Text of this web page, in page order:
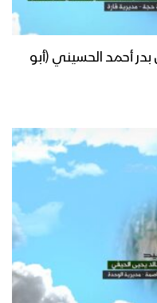
بدر أحمد الحسيني (أبو